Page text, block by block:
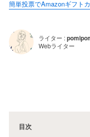
簡単投票でAmazonギフト
ライター :
Webライター
目次